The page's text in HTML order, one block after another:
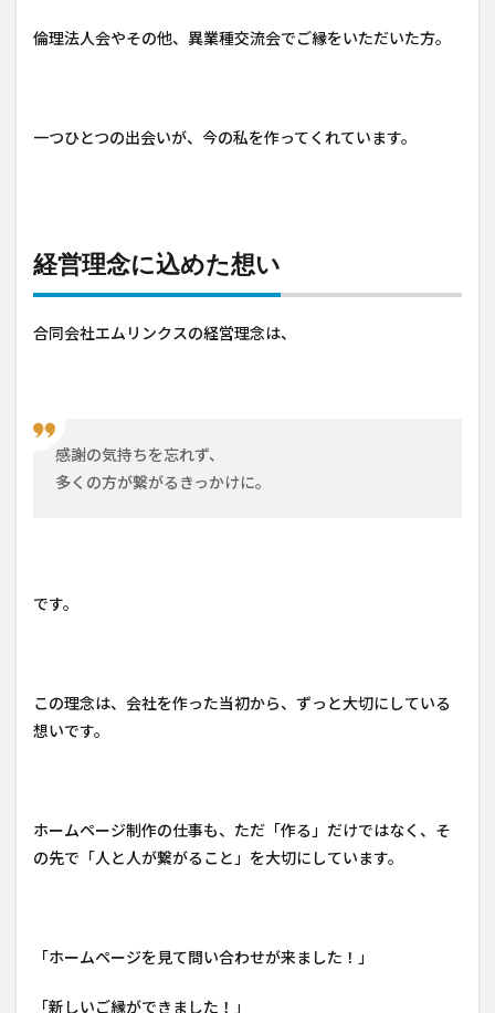
倫理法人会やその他、異業種交流会でご縁をいただいた方。
一つひとつの出会いが、今の私を作ってくれています。
経営理念に込めた想い
合同会社エムリンクスの経営理念は、
感謝の気持ちを忘れず、
多くの方が繋がるきっかけに。
です。
この理念は、会社を作った当初から、ずっと大切にしている
想いです。
ホームページ制作の仕事も、ただ「作る」だけではなく、そ
の先で「人と人が繋がること」を大切にしています。
「ホームページを見て問い合わせが来ました！」
「新しいご縁ができました！」